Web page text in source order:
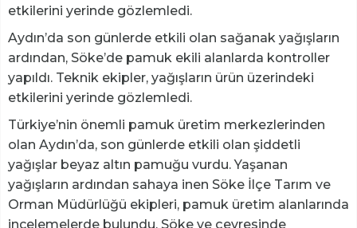
etkilerini yerinde gözlemledi.
Aydın’da son günlerde etkili olan sağanak yağışların
ardından, Söke’de pamuk ekili alanlarda kontroller
yapıldı. Teknik ekipler, yağışların ürün üzerindeki
etkilerini yerinde gözlemledi.
Türkiye’nin önemli pamuk üretim merkezlerinden
olan Aydın’da, son günlerde etkili olan şiddetli
yağışlar beyaz altın pamuğu vurdu. Yaşanan
yağışların ardından sahaya inen Söke İlçe Tarım ve
Orman Müdürlüğü ekipleri, pamuk üretim alanlarında
incelemelerde bulundu. Söke ve çevresinde